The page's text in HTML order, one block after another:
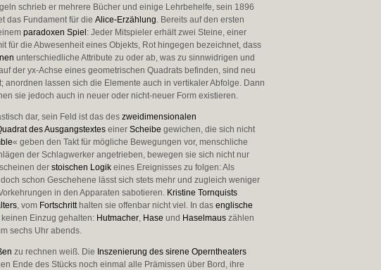
schrieb er mehrere Bücher und einige Lehrbehelfe, sein 1896
das Fundament für die Alice-Erzählung. Bereits auf den ersten
paradoxen Spiel : Jeder Mitspieler erhält zwei Steine, einer
für die Abwesenheit eines Objekts, Rot hingegen bezeichnet, dass
unterschiedliche Attribute zu oder ab, was zu sinnwidrigen und
der yx-Achse eines geometrischen Quadrats befinden, sind neu
lassen sich die Elemente auch in vertikaler Abfolge. Dann
sie jedoch auch in neuer oder nicht-neuer Form existieren.
dar, sein Feld ist das des zweidimensionalen
des Ausgangstexteseiner Scheibe gewichen, die sich nicht
« geben den Takt für mögliche Bewegungen vor, menschliche
der Schlagwerker angetrieben, bewegen sie sich nicht nur
der stoischen Logikeines Ereignisses zu folgen: Als
schon Geschehene lässt sich stets mehr und zugleich weniger
in den Apparaten sabotieren. Kristine Tornquists
, vom Fortschritthalten sie offenbar nicht viel. In das englische
Einzug gehalten: Hutmacher, Hase und Haselmauszählen
sechs Uhr abends.
zu rechnen weiß. Die Inszenierung des sirene Operntheaters
Ende des Stücks noch einmal alle Prämissen über Bord, ihre